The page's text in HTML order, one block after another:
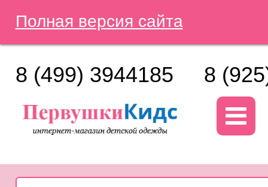
Полная версия сайта
8 (499) 3944185 8